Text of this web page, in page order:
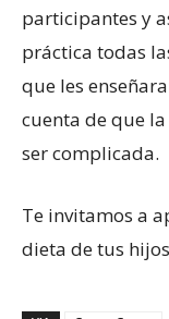
participantes y
práctica todas
que les
cuenta de que
ser complicada.
Te invitamos a
dieta de tus